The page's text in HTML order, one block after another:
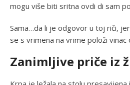
mogu više biti sritna ovdi di sam
Sama…da li je odgovor u toj riči,
se s vrimena na vrime položi
Zanimljive priče iz